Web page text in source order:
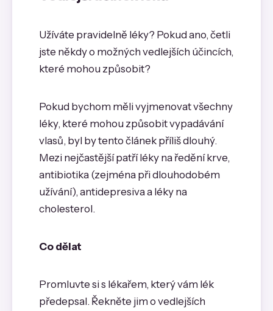
Užíváte pravidelně léky? Pokud ano, četli
jste někdy o možných vedlejších účincích,
které mohou způsobit?
Pokud bychom měli vyjmenovat všechny
léky, které mohou způsobit vypadávání
vlasů, byl by tento článek příliš dlouhý.
Mezi nejčastější patří léky na ředění krve,
antibiotika (zejména při dlouhodobém
užívání), antidepresiva a léky na
cholesterol.
Co dělat
Promluvte si s lékařem, který vám lék
předepsal. Řekněte jim o vedlejších